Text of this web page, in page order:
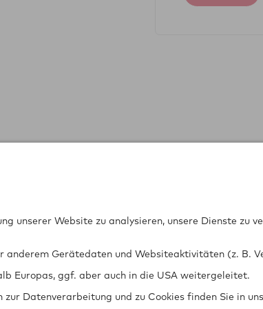
FAX 0711 97676-199
MAIL info@gtue.de
WEB www.gtue.de